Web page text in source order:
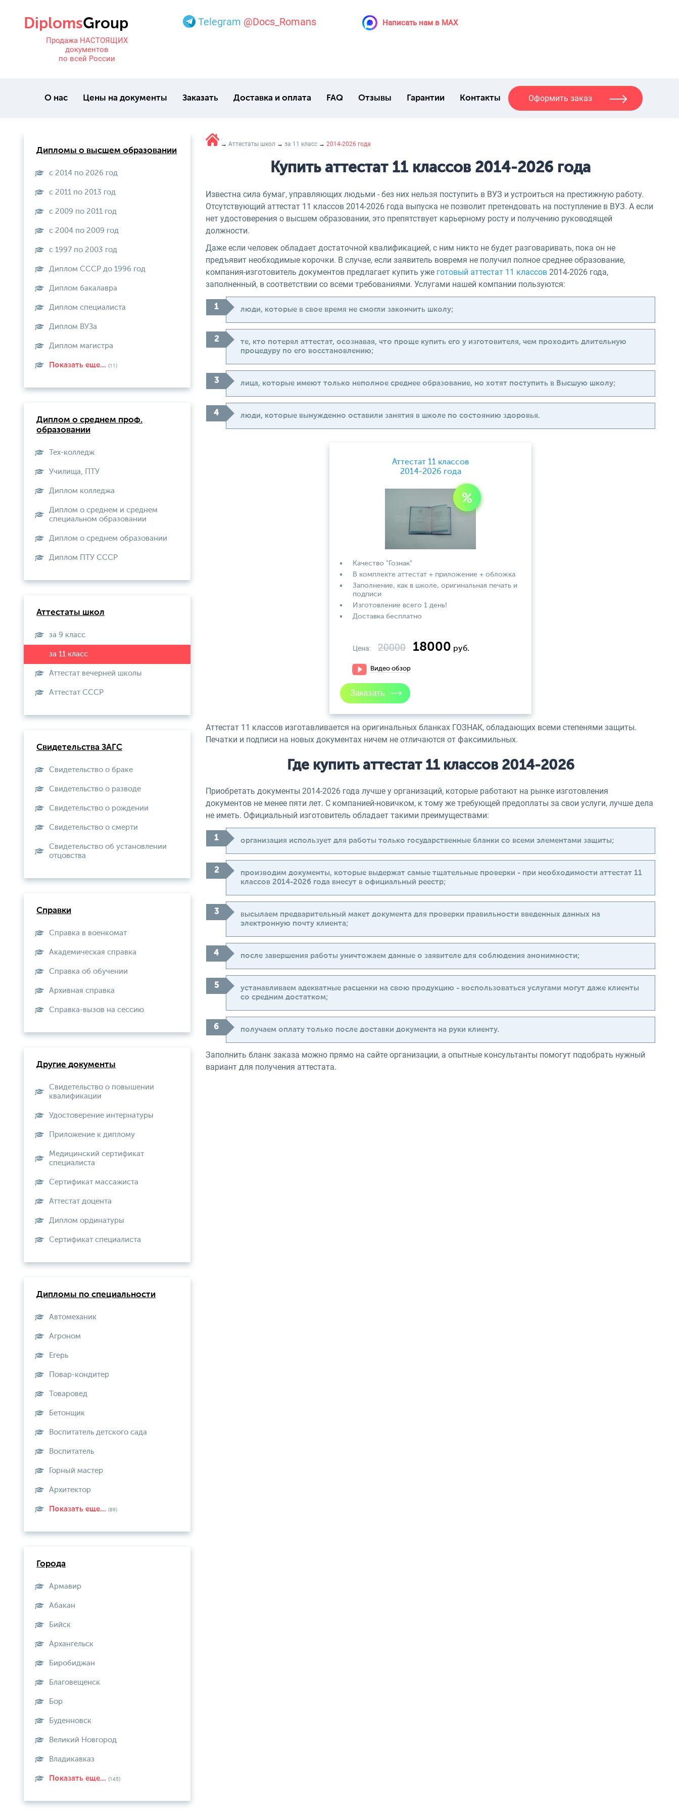
Продажа НАСТОЯЩИХ
документов
по всей России
Telegram @Docs_Romans Написать нам в MAX
О нас Цены на документы Заказать Доставка и оплата FAQ Отзывы Гарантии Контакты Оформить заказ
→ Аттестаты школ → за 11 класс → 2014-2026 года
Купить аттестат 11 классов 2014-2026 года
Известна сила бумаг, управляющих людьми - без них нельзя поступить в ВУЗ и устроиться на престижную работу.
Отсутствующий аттестат 11 классов 2014-2026 года выпуска не позволит претендовать на поступление в ВУЗ. А если
нет удостоверения о высшем образовании, это препятствует карьерному росту и получению руководящей
должности.
Даже если человек обладает достаточной квалификацией, с ним никто не будет разговаривать, пока он не
предъявит необходимые корочки. В случае, если заявитель вовремя не получил полное среднее образование,
компания-изготовитель документов предлагает купить уже готовый аттестат 11 классов 2014-2026 года,
заполненный, в соответствии со всеми требованиями. Услугами нашей компании пользуются:
люди, которые в свое время не смогли закончить школу;
те, кто потерял аттестат, осознавая, что проще купить его у изготовителя, чем проходить длительную
процедуру по его восстановлению;
лица, которые имеют только неполное среднее образование, но хотят поступить в Высшую школу;
люди, которые вынужденно оставили занятия в школе по состоянию здоровья.
Аттестат 11 классов
2014-2026 года
Качество "Гознак"
В комплекте аттестат + приложение + обложка
Заполнение, как в школе, оригинальная печать и
подписи
Изготовление всего 1 день!
Доставка бесплатно
Цена: 20000 18000 руб.
Видео обзор
Аттестат 11 классов изготавливается на оригинальных бланках ГОЗНАК, обладающих всеми степенями защиты.
Печатки и подписи на новых документах ничем не отличаются от факсимильных.
Где купить аттестат 11 классов 2014-2026
Приобретать документы 2014-2026 года лучше у организаций, которые работают на рынке изготовления
документов не менее пяти лет. С компанией-новичком, к тому же требующей предоплаты за свои услуги, лучше дела
не иметь. Официальный изготовитель обладает такими преимуществами:
организация использует для работы только государственные бланки со всеми элементами защиты;
производим документы, которые выдержат самые тщательные проверки - при необходимости аттестат 11
классов 2014-2026 года внесут в официальный реестр;
высылаем предварительный макет документа для проверки правильности введенных данных на
электронную почту клиента;
после завершения работы уничтожаем данные о заявителе для соблюдения анонимности;
устанавливаем адекватные расценки на свою продукцию - воспользоваться услугами могут даже клиенты
со средним достатком;
получаем оплату только после доставки документа на руки клиенту.
Заполнить бланк заказа можно прямо на сайте организации, а опытные консультанты помогут подобрать нужный
вариант для получения аттестата.
Дипломы о высшем образовании
с 2014 по 2026 год
с 2011 по 2013 год
с 2009 по 2011 год
с 2004 по 2009 год
с 1997 по 2003 год
Диплом СССР до 1996 год
Диплом бакалавра
Диплом специалиста
Диплом ВУЗа
Диплом магистра
Показать еще... (11)
Диплом о среднем проф.
образовании
Тех-колледж
Училища, ПТУ
Диплом колледжа
Диплом о среднем и среднем
специальном образовании
Диплом о среднем образовании
Диплом ПТУ СССР
Аттестаты школ
за 9 класс
Аттестат вечерней школы
Aттестат СССР
Свидетельства ЗАГС
Свидетельство о браке
Свидетельство о разводе
Свидетельство о рождении
Свидетельство о смерти
Свидетельство об установлении
отцовства
Справки
Справка в военкомат
Академическая справка
Справка об обучении
Архивная справка
Справка-вызов на сессию
Другие документы
Свидетельство о повышении
квалификации
Удостоверение интернатуры
Приложение к диплому
Медицинский сертификат
специалиста
Сертификат массажиста
Аттестат доцента
Диплом ординатуры
Сертификат специалиста
Дипломы по специальности
Автомеханик
Агроном
Егерь
Повар-кондитер
Товаровед
Бетонщик
Воспитатель детского сада
Воспитатель
Горный мастер
Архитектор
Показать еще... (89)
Города
Армавир
Абакан
Бийск
Архангельск
Биробиджан
Благовещенск
Бор
Буденновск
Великий Новгород
Владикавказ
Показать еще... (145)